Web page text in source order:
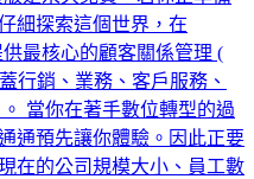
細探索這個世界，在
最核心的顧客關係管理 (
行銷、業務、客戶服務、
當你在著手數位轉型的過
通預先讓你體驗。因此正要
在的公司規模大小、員工數